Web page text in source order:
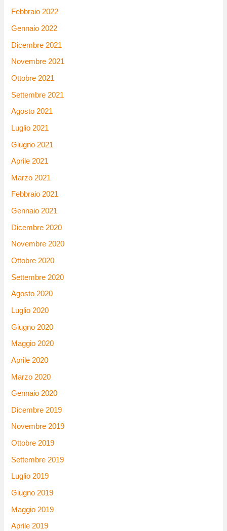
Febbraio 2022
Gennaio 2022
Dicembre 2021
Novembre 2021
Ottobre 2021
Settembre 2021
Agosto 2021
Luglio 2021
Giugno 2021
Aprile 2021
Marzo 2021
Febbraio 2021
Gennaio 2021
Dicembre 2020
Novembre 2020
Ottobre 2020
Settembre 2020
Agosto 2020
Luglio 2020
Giugno 2020
Maggio 2020
Aprile 2020
Marzo 2020
Gennaio 2020
Dicembre 2019
Novembre 2019
Ottobre 2019
Settembre 2019
Luglio 2019
Giugno 2019
Maggio 2019
Aprile 2019